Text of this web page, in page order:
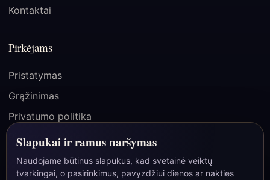
Kontaktai
Pirkėjams
Pristatymas
Grąžinimas
Privatumo politika
Pirkimo taisyklės
Slapukai ir ramus naršymas
Naudojame būtinus slapukus, kad svetainė veiktų
tvarkingai, o pasirinkimus, pavyzdžiui dienos ar nakties